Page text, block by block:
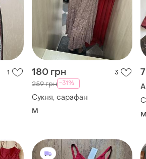
1 180 грн 3
259 грн -31%
Сукня, сарафан
M M